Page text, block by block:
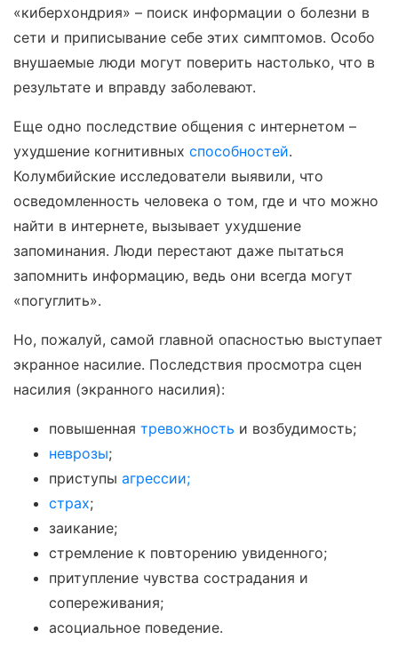
«киберхондрия» – поиск информации о болезни в
сети и приписывание себе этих симптомов. Особо
внушаемые люди могут поверить настолько, что в
результате и вправду заболевают.
Еще одно последствие общения с интернетом –
ухудшение когнитивных способностей.
Колумбийские исследователи выявили, что
осведомленность человека о том, где и что можно
найти в интернете, вызывает ухудшение
запоминания. Люди перестают даже пытаться
запомнить информацию, ведь они всегда могут
«погуглить».
Но, пожалуй, самой главной опасностью выступает
экранное насилие. Последствия просмотра сцен
насилия (экранного насилия):
повышенная тревожность и возбудимость;
неврозы;
приступы агрессии;
страх;
заикание;
стремление к повторению увиденного;
притупление чувства сострадания и
сопереживания;
асоциальное поведение.